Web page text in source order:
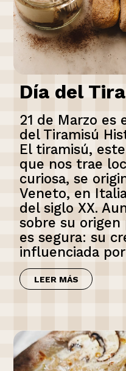
Día del
21 de Marzo es
del Tiramisú
El tiramisú,
que nos trae
curiosa, se
Veneto, en
del siglo XX.
sobre su origen
es segura: su
influenciada
LEER MÁS